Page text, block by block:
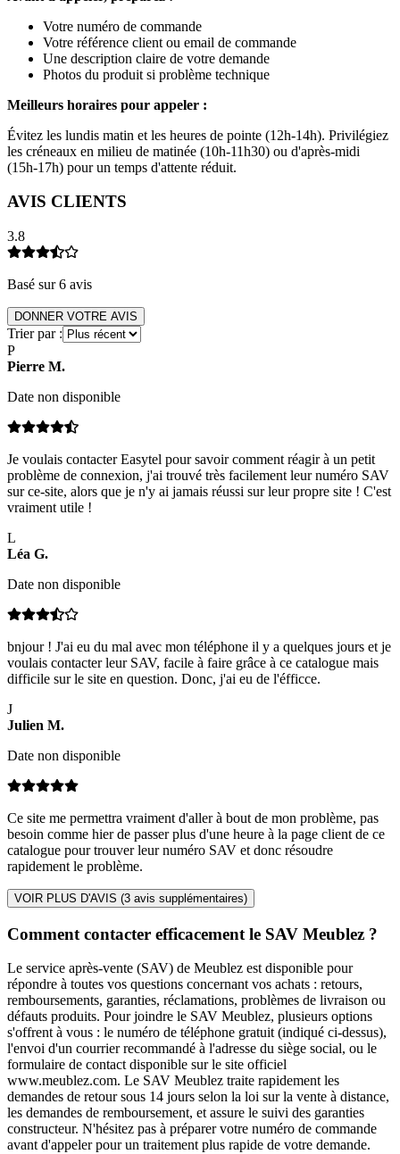
Votre numéro de commande
Votre référence client ou email de commande
Une description claire de votre demande
Photos du produit si problème technique
Meilleurs horaires pour appeler :
Évitez les lundis matin et les heures de pointe (12h-14h). Privilégiez
les créneaux en milieu de matinée (10h-11h30) ou d'après-midi
(15h-17h) pour un temps d'attente réduit.
AVIS CLIENTS
3.8
Basé sur6 avis
DONNER VOTRE AVIS
Trier par :
P
Pierre M.
Date non disponible
Je voulais contacter Easytel pour savoir comment réagir à un petit
problème de connexion, j'ai trouvé très facilement leur numéro SAV
sur ce-site, alors que je n'y ai jamais réussi sur leur propre site ! C'est
vraiment utile !
L
Léa G.
Date non disponible
bnjour ! J'ai eu du mal avec mon téléphone il y a quelques jours et je
voulais contacter leur SAV, facile à faire grâce à ce catalogue mais
difficile sur le site en question. Donc, j'ai eu de l'éfficce.
J
Julien M.
Date non disponible
Ce site me permettra vraiment d'aller à bout de mon problème, pas
besoin comme hier de passer plus d'une heure à la page client de ce
catalogue pour trouver leur numéro SAV et donc résoudre
rapidement le problème.
VOIR PLUS D'AVIS (3 avis supplémentaires)
Comment contacter efficacement le SAV Meublez ?
Le service après-vente (SAV) de Meublez est disponible pour
répondre à toutes vos questions concernant vos achats : retours,
remboursements, garanties, réclamations, problèmes de livraison ou
défauts produits. Pour joindre le SAV Meublez, plusieurs options
s'offrent à vous : le numéro de téléphone gratuit (indiqué ci-dessus),
l'envoi d'un courrier recommandé à l'adresse du siège social, ou le
formulaire de contact disponible sur le site officiel
www.meublez.com. Le SAV Meublez traite rapidement les
demandes de retour sous 14 jours selon la loi sur la vente à distance,
les demandes de remboursement, et assure le suivi des garanties
constructeur. N'hésitez pas à préparer votre numéro de commande
avant d'appeler pour un traitement plus rapide de votre demande.